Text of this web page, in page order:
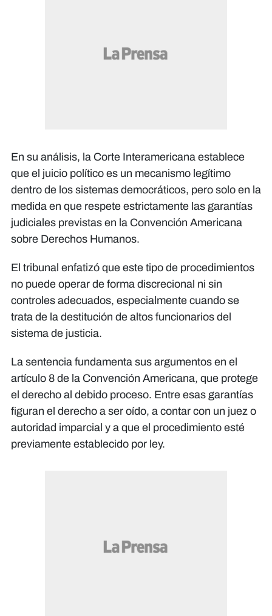
En su análisis, la Corte Interamericana establece
que el juicio político es un mecanismo legítimo
dentro de los sistemas democráticos, pero solo en la
medida en que respete estrictamente las garantías
judiciales previstas en la Convención Americana
sobre Derechos Humanos.
El tribunal enfatizó que este tipo de procedimientos
no puede operar de forma discrecional ni sin
controles adecuados, especialmente cuando se
trata de la destitución de altos funcionarios del
sistema de justicia.
La sentencia fundamenta sus argumentos en el
artículo 8 de la Convención Americana, que protege
el derecho al debido proceso. Entre esas garantías
figuran el derecho a ser oído, a contar con un juez o
autoridad imparcial y a que el procedimiento esté
previamente establecido por ley.